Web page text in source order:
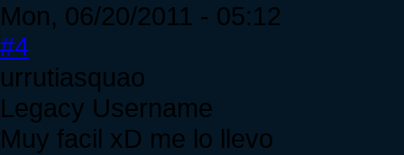
Mon, 06/20/2011 - 05:12
#4
urrutiasquao
Legacy Username
Muy facil xD me lo llevo